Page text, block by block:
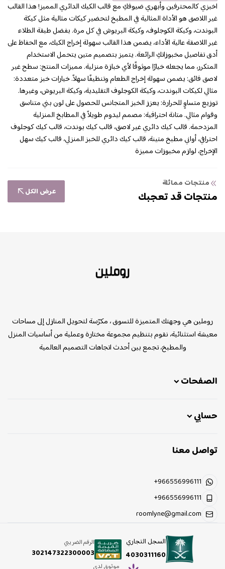
اخبزي كالمحترفين وأبهري ضيوفكِ مع قالب الكيك الدائري المميز! هذا القالب
غير اللاصق هو الأداة المثالية في المطبخ لتحضير كيكات مثالية مثل كيكة
البوندت، وكيكة الكوجلوف، وكيكة البريوش في كل مرة. بفضل طبقة الطلاء
غير اللاصقة عالية الأداء، يضمن هذا القالب سهولة إخراج الكيك، مع الحفاظ على
أدق تفاصيل مخبوزاتكِ الرائعة. يتميز بتصميم متين يتحمل الاستخدام
المتكرر، مما يجعله خيارًا موثوقًا لأي خبازة منزلية. مميزات المنتج: سطح غير
لاصق فائق: يضمن سهولة إخراج الطعام وتنظيفًا سهلاً. خيارات خبز متعددة:
مثالي لكيكات البوندت، وكيكة الكوجلوف التقليدية، وكيكة البريوش، وغيرها.
توزيع متساوٍ للحرارة: يعزز الخبز المتجانس للحصول على لون بني متناسق
وقوام مثالي. متانة احترافية: مصمم ليدوم طويلاً في المطابخ المنزلية
المزدحمة. قالب كيك دائري غير لاصق، قالب كيك بوندت، قالب كيك كوجلوف
احترافي، أواني مطبخ متينة، قالب كيك دائري للخبز المنزلي، قالب كيك سهل
الإخراج، لوازم مخبوزات مميزة
منتجات مماثلة
منتجات قد تعجبك عرض الكل
روملين هي وجهتك المتميزة للتسوق ، مكرّسة لتحويل المنازل إلى مساحات
معيشة استثنائية، نقوم بتنظيم مجموعة مختارة وعملية من أساسيات المنزل
والمطبخ، تجمع بين أحدث اتجاهات التصميم العالمية
الصفحات
حسابي
تواصل معنا
+966556996111
+966556996111
roomlyne@gmail.com
السجل التجاري
4030311160
الرقم الضريبي
302147322300003
موثوق لدى